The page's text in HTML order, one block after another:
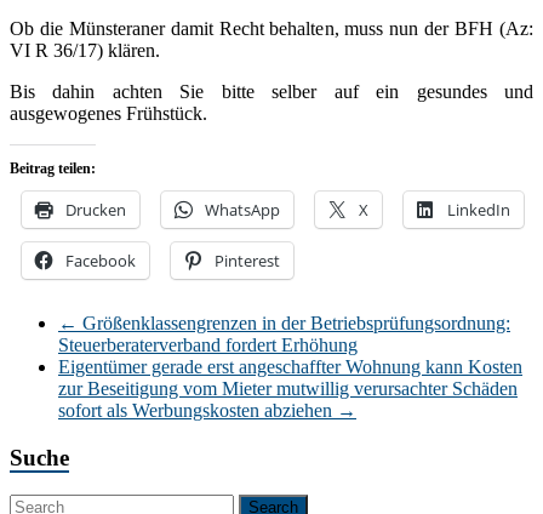
Ob die Münsteraner damit Recht behalten, muss nun der BFH (Az:
VI R 36/17) klären.
Bis dahin achten Sie bitte selber auf ein gesundes und
ausgewogenes Frühstück.
Beitrag teilen:
Drucken WhatsApp X LinkedIn
Facebook Pinterest
← Größenklassengrenzen in der Betriebsprüfungsordnung:
Steuerberaterverband fordert Erhöhung
Eigentümer gerade erst angeschaffter Wohnung kann Kosten
zur Beseitigung vom Mieter mutwillig verursachter Schäden
sofort als Werbungskosten abziehen →
Suche